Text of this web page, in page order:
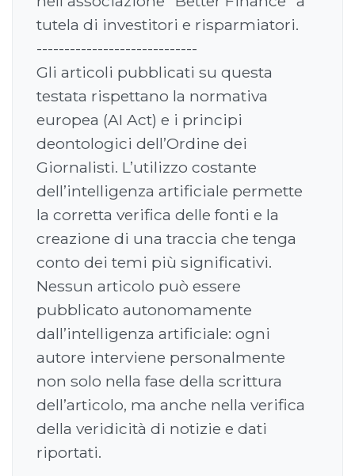
tutela di investitori e risparmiatori.
-----------------------------
Gli articoli pubblicati su questa
testata rispettano la normativa
europea (AI Act) e i principi
deontologici dell’Ordine dei
Giornalisti. L’utilizzo costante
dell’intelligenza artificiale permette
la corretta verifica delle fonti e la
creazione di una traccia che tenga
conto dei temi più significativi.
Nessun articolo può essere
pubblicato autonomamente
dall’intelligenza artificiale: ogni
autore interviene personalmente
non solo nella fase della scrittura
dell’articolo, ma anche nella verifica
della veridicità di notizie e dati
riportati.